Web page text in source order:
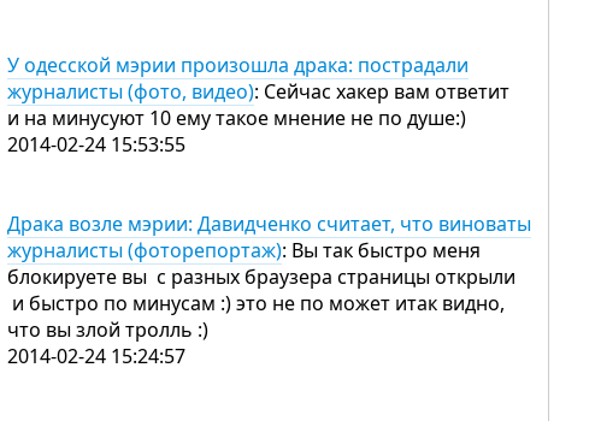
У одесской мэрии произошла драка: пострадали
журналисты (фото, видео): Сейчас хакер вам ответит
и на минусуют 10 ему такое мнение не по душе:)
2014-02-24 15:53:55
Драка возле мэрии: Давидченко считает, что виноваты
журналисты (фоторепортаж): Вы так быстро меня
блокируете вы с разных браузера страницы открыли
и быстро по минусам :) это не по может итак видно,
что вы злой тролль :)
2014-02-24 15:24:57